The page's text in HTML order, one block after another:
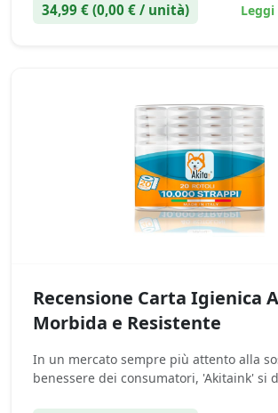
34,99 € (0,00 € / unità) Leggi
Recensione Carta Igienica
Morbida e Resistente
In un mercato sempre più attento alla
benessere dei consumatori, 'Akitaink' si